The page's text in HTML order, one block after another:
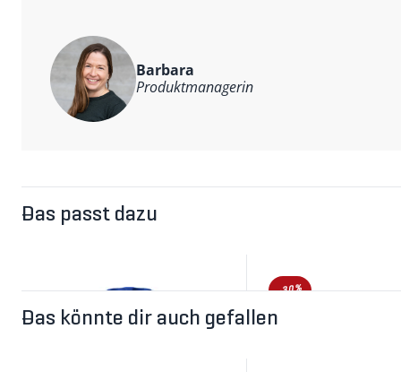
Barbara
Produktmanagerin
Das passt dazu
-30%
Das könnte dir auch gefallen